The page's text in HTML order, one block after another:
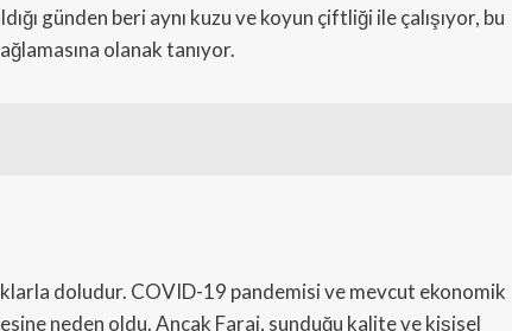
günden beri aynı kuzu ve koyun çiftliği ile çalışıyor, bu
olanak tanıyor.
doludur. COVID-19 pandemisi ve mevcut ekonomik
neden oldu. Ancak Faraj, sunduğu kalite ve kişisel